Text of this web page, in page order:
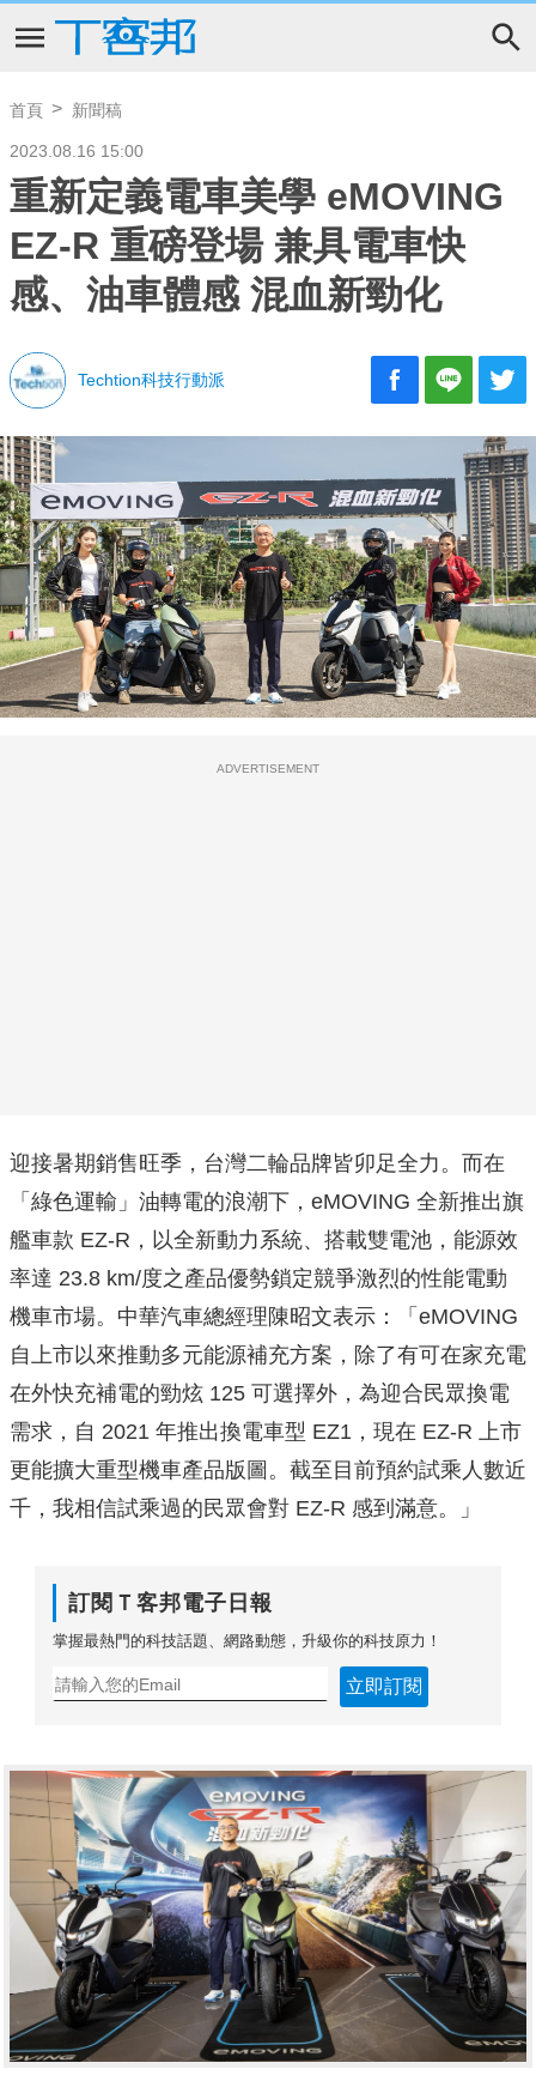
首頁 新聞稿
2023.08.16 15:00
重新定義電車美學 eMOVING
EZ-R 重磅登場 兼具電車快
感、油車體感 混血新勁化
Techtion科技行動派
ADVERTISEMENT
迎接暑期銷售旺季，台灣二輪品牌皆卯足全力。而在
「綠色運輸」油轉電的浪潮下，eMOVING 全新推出旗
艦車款 EZ-R，以全新動力系統、搭載雙電池，能源效
率達 23.8 km/度之產品優勢鎖定競爭激烈的性能電動
機車市場。中華汽車總經理陳昭文表示：「eMOVING
自上市以來推動多元能源補充方案，除了有可在家充電
在外快充補電的勁炫 125 可選擇外，為迎合民眾換電
需求，自 2021 年推出換電車型 EZ1，現在 EZ-R 上市
更能擴大重型機車產品版圖。截至目前預約試乘人數近
千，我相信試乘過的民眾會對 EZ-R 感到滿意。」
訂閱Ｔ客邦電子日報
掌握最熱門的科技話題、網路動態，升級你的科技原力！
立即訂閱